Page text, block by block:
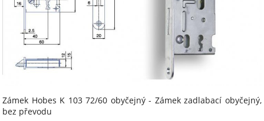
Zámek Hobes K 103 72/60 obyčejný - Zámek zadlabací obyčejný,
bez převodu